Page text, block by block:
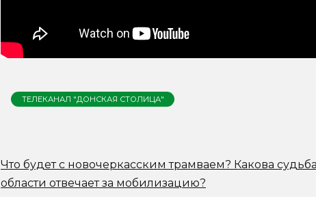
ТЕЛЕКАНАЛ "ДОНСКАЯ СТОЛИЦА"
Что будет с новочеркасским трамваем? Какова
области отвечает за мобилизацию?